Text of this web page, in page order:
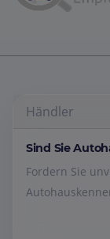
Händler
Sind Sie
Fordern Sie